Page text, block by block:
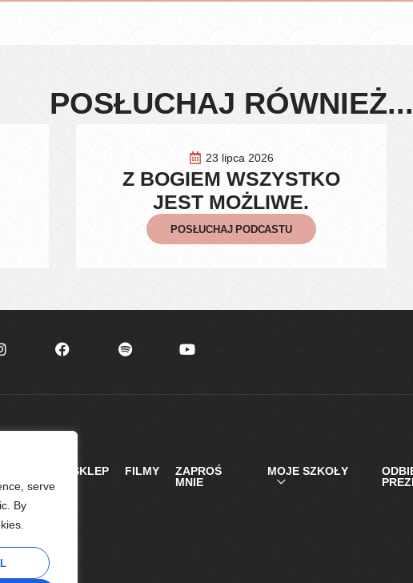
serve
By
POSŁUCHAJ RÓWNIEŻ...
23 lipca 2026
Z BOGIEM WSZYSTKO
JEST MOŻLIWE.
POSŁUCHAJ PODCASTU
SKLEP FILMY
ZAPROŚ
MNIE
MOJE SZKOŁY